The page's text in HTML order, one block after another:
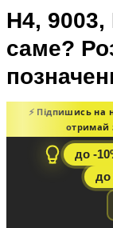
H4,
саме?
⚡ Підпишись на
отримай
до -
до